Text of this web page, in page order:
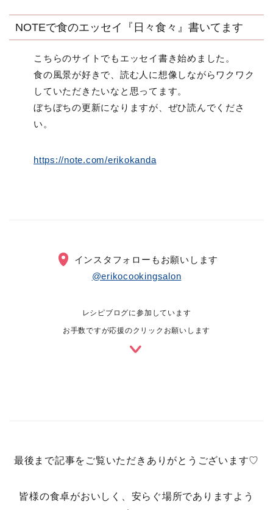
NOTEで食のエッセイ『日々食々』書いてます
こちらのサイトでもエッセイ書き始めました。
食の風景が好きで、読む人に想像しながらワクワク
していただきたいなと思ってます。
ぼちぼちの更新になりますが、ぜひ読んでくださ
い。
https://note.com/erikokanda
インスタフォローもお願いします
@erikocookingsalon
レシピブログに参加しています
お手数ですが応援のクリックお願いします
最後まで記事をご覧いただきありがとうございます♡
皆様の食卓がおいしく、安らぐ場所でありますよう